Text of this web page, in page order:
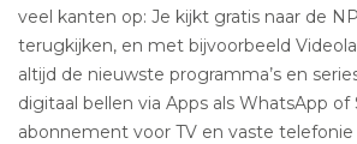
veel kanten op: Je kijkt gratis naar de
terugkijken, en met bijvoorbeeld
altijd de nieuwste programma’s en
digitaal bellen via Apps als WhatsApp of
abonnement voor TV en vaste